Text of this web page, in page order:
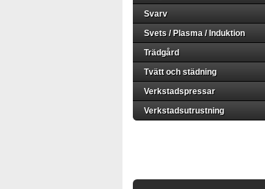
Svarv
Svets / Plasma / Induktion
Trädgård
Tvätt och städning
Verkstadspressar
Verkstadsutrustning